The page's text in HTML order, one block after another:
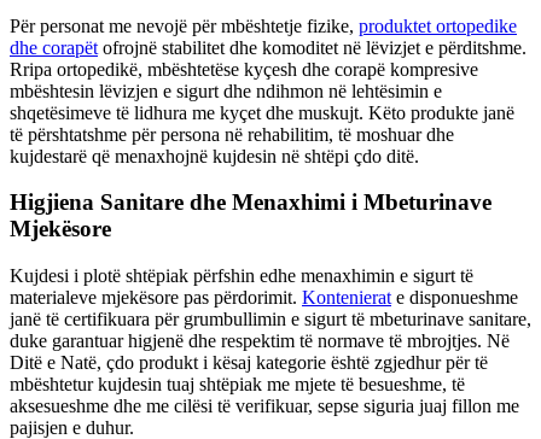
Për personat me nevojë për mbështetje fizike, produktet ortopedike
dhe corapët ofrojnë stabilitet dhe komoditet në lëvizjet e përditshme.
Rripa ortopedikë, mbështetëse kyçesh dhe corapë kompresive
mbështesin lëvizjen e sigurt dhe ndihmon në lehtësimin e
shqetësimeve të lidhura me kyçet dhe muskujt. Këto produkte janë
të përshtatshme për persona në rehabilitim, të moshuar dhe
kujdestarë që menaxhojnë kujdesin në shtëpi çdo ditë.
Higjiena Sanitare dhe Menaxhimi i Mbeturinave
Mjekësore
Kujdesi i plotë shtëpiak përfshin edhe menaxhimin e sigurt të
materialeve mjekësore pas përdorimit. Kontenierat e disponueshme
janë të certifikuara për grumbullimin e sigurt të mbeturinave sanitare,
duke garantuar higjenë dhe respektim të normave të mbrojtjes. Në
Ditë e Natë, çdo produkt i kësaj kategorie është zgjedhur për të
mbështetur kujdesin tuaj shtëpiak me mjete të besueshme, të
aksesueshme dhe me cilësi të verifikuar, sepse siguria juaj fillon me
pajisjen e duhur.